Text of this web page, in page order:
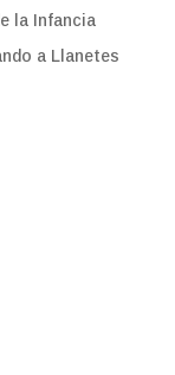
la Infancia
a Llanetes